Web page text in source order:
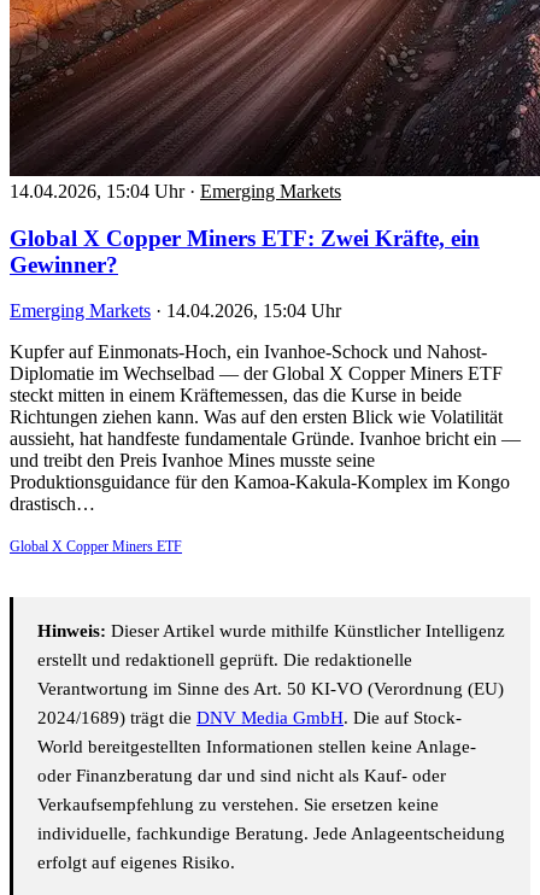
14.04.2026, 15:04 Uhr · Emerging Markets
Global X Copper Miners ETF: Zwei Kräfte, ein
Gewinner?
Emerging Markets · 14.04.2026, 15:04 Uhr
Kupfer auf Einmonats-Hoch, ein Ivanhoe-Schock und Nahost-
Diplomatie im Wechselbad — der Global X Copper Miners ETF
steckt mitten in einem Kräftemessen, das die Kurse in beide
Richtungen ziehen kann. Was auf den ersten Blick wie Volatilität
aussieht, hat handfeste fundamentale Gründe. Ivanhoe bricht ein —
und treibt den Preis Ivanhoe Mines musste seine
Produktionsguidance für den Kamoa-Kakula-Komplex im Kongo
drastisch…
Global X Copper Miners ETF
Hinweis: Dieser Artikel wurde mithilfe Künstlicher Intelligenz
erstellt und redaktionell geprüft. Die redaktionelle
Verantwortung im Sinne des Art. 50 KI-VO (Verordnung (EU)
2024/1689) trägt die DNV Media GmbH. Die auf Stock-
World bereitgestellten Informationen stellen keine Anlage-
oder Finanzberatung dar und sind nicht als Kauf- oder
Verkaufsempfehlung zu verstehen. Sie ersetzen keine
individuelle, fachkundige Beratung. Jede Anlageentscheidung
erfolgt auf eigenes Risiko.